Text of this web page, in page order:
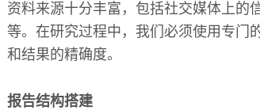
资料来源十分丰富，包括社交媒体上的
等。在研究过程中，我们必须使用专门
和结果的精确度。
报告结构搭建